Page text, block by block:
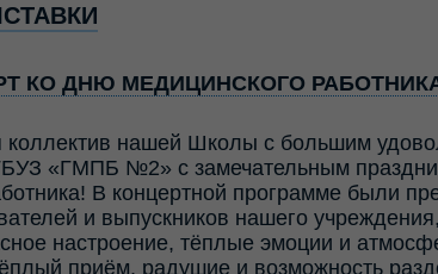
КО ДНЮ МЕДИЦИНСКОГО
коллектив нашей Школы с большим
«ГМПБ №2» с замечательным
В концертной программе были
и выпускников нашего
настроение, тёплые эмоции и
приём, радушие и возможность